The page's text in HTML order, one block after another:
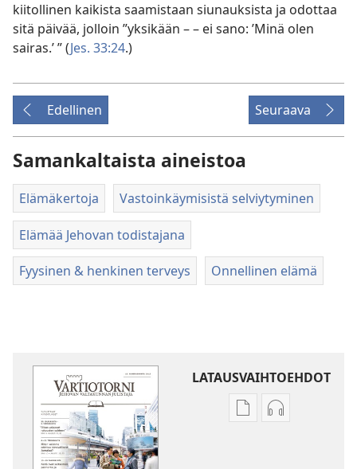
kiitollinen kaikista saamistaan siunauksista ja odottaa
sitä päivää, jolloin ”yksikään – – ei sano: ’Minä olen
sairas.’ ” (Jes. 33:24.)
Edellinen Seuraava
Samankaltaista aineistoa
Elämäkertoja Vastoinkäymisistä selviytyminen
Elämää Jehovan todistajana
Fyysinen & henkinen terveys Onnellinen elämä
LATAUSVAIHTOEHDOT
JulkaisujenÄänitteiden